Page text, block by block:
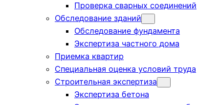
Проверка сварных соединений
Обследование зданий
Обследование фундамента
Экспертиза частного дома
Приемка квартир
Специальная оценка условий труда
Строительная экспертиза
Экспертиза бетона